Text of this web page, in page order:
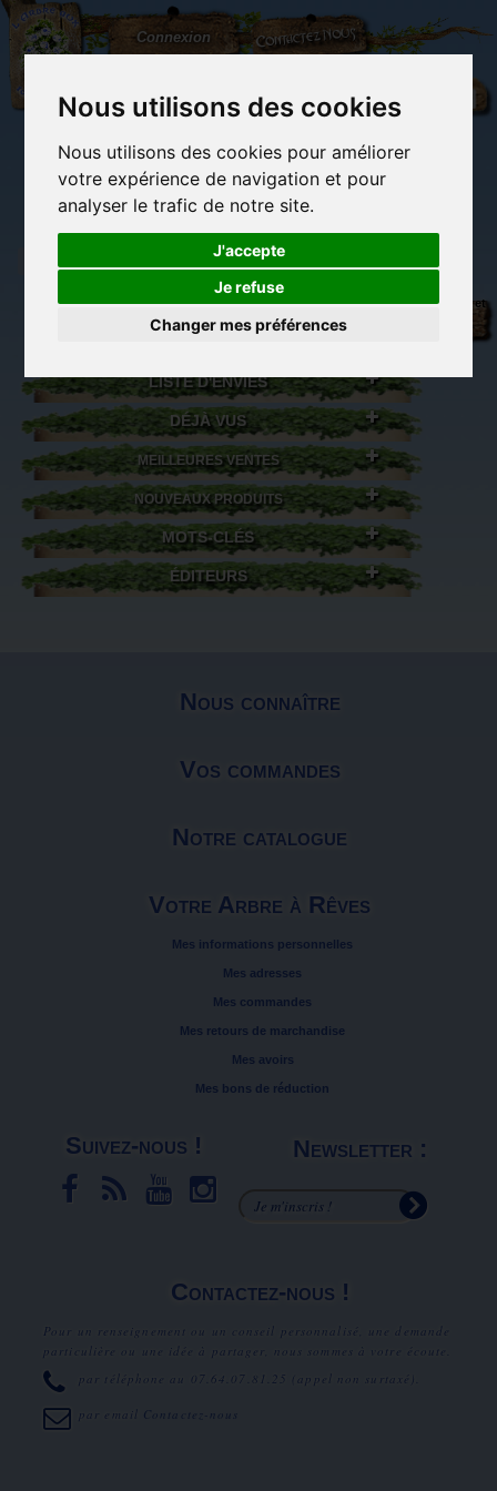
Nous utilisons des cookies
Nous utilisons des cookies pour améliorer
votre expérience de navigation et pour
analyser le trafic de notre site.
J'accepte
Je refuse
Changer mes préférences
L'Arbre
aux
100.000
Connexion Contactez-nous
(vide)
Librairie des
Carterie
originale
Activités
détente et jeux
Objets déco et
LISTE D'ENVIES
DÉJÀ VUS
MEILLEURES VENTES
NOUVEAUX PRODUITS
MOTS-CLÉS
ÉDITEURS
Nous connaître
Vos commandes
Notre catalogue
Votre Arbre à Rêves
Mes informations personnelles
Mes adresses
Mes commandes
Mes retours de marchandise
Mes avoirs
Mes bons de réduction
Suivez-nous ! Newsletter :
Contactez-nous !
Pour un renseignement ou un conseil personnalisé, une demande
particulière ou une idée à partager, nous sommes à votre écoute.
par téléphone au
07.64.07.81.25 (appel non surtaxé).
par email Contactez-nous